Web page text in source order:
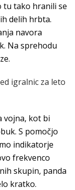
tu tako hranili se
delih hrbta.
navora
Na sprehodu
igralnic za leto
vojna, kot bi
S pomočjo
indikatorje
frekvenco
skupin, panda
kratko.